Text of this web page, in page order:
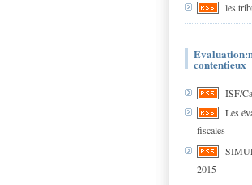
les
contentieux
ISF/
Les
fiscales
2015